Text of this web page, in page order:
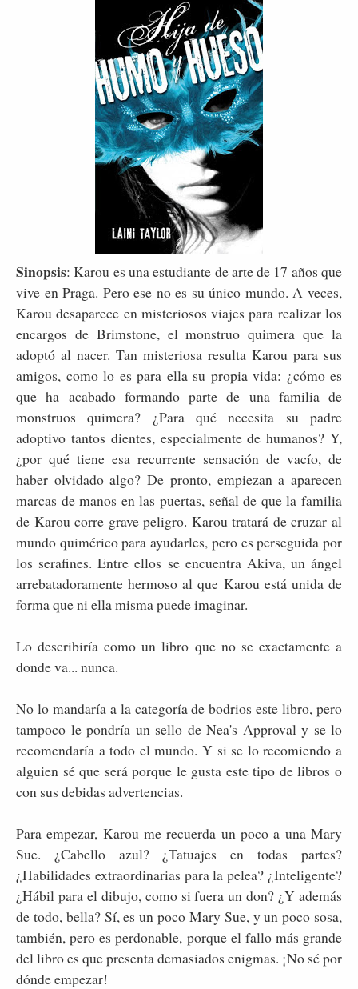
Sinopsis: Karou es una estudiante de arte de 17 años que
vive en Praga. Pero ese no es su único mundo. A veces,
Karou desaparece en misteriosos viajes para realizar los
encargos de Brimstone, el monstruo quimera que la
adoptó al nacer. Tan misteriosa resulta Karou para sus
amigos, como lo es para ella su propia vida: ¿cómo es
que ha acabado formando parte de una familia de
monstruos quimera? ¿Para qué necesita su padre
adoptivo tantos dientes, especialmente de humanos? Y,
¿por qué tiene esa recurrente sensación de vacío, de
haber olvidado algo? De pronto, empiezan a aparecen
marcas de manos en las puertas, señal de que la familia
de Karou corre grave peligro. Karou tratará de cruzar al
mundo quimérico para ayudarles, pero es perseguida por
los serafines. Entre ellos se encuentra Akiva, un ángel
arrebatadoramente hermoso al que Karou está unida de
forma que ni ella misma puede imaginar.
Lo describiría como un libro que no se exactamente a
donde va... nunca.
No lo mandaría a la categoría de bodrios este libro, pero
tampoco le pondría un sello de Nea's Approval y se lo
recomendaría a todo el mundo. Y si se lo recomiendo a
alguien sé que será porque le gusta este tipo de libros o
con sus debidas advertencias.
Para empezar, Karou me recuerda un poco a una Mary
Sue. ¿Cabello azul? ¿Tatuajes en todas partes?
¿Habilidades extraordinarias para la pelea? ¿Inteligente?
¿Hábil para el dibujo, como si fuera un don? ¿Y además
de todo, bella? Sí, es un poco Mary Sue, y un poco sosa,
también, pero es perdonable, porque el fallo más grande
del libro es que presenta demasiados enigmas. ¡No sé por
dónde empezar!